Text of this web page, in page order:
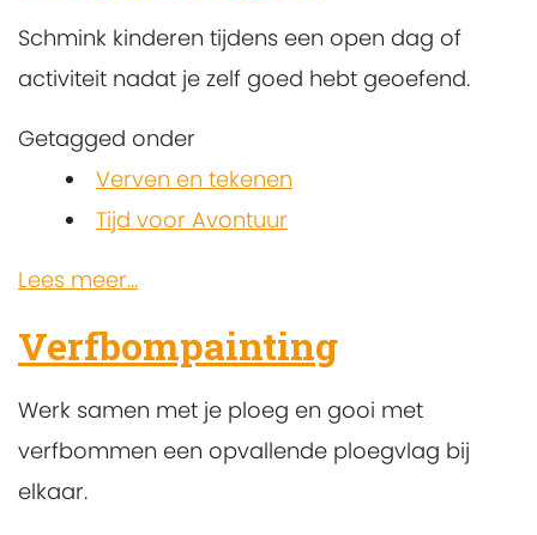
Schmink kinderen tijdens een open dag of
activiteit nadat je zelf goed hebt geoefend.
Getagged onder
Verven en tekenen
Tijd voor Avontuur
Lees meer...
Verfbompainting
Werk samen met je ploeg en gooi met
verfbommen een opvallende ploegvlag bij
elkaar.